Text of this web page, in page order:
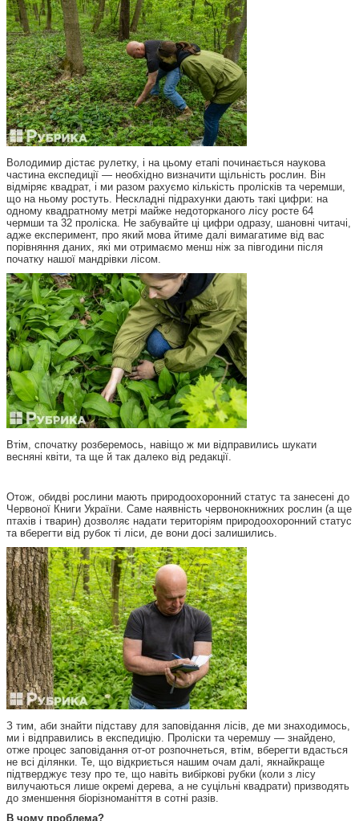
Володимир дістає рулетку, і на цьому етапі починається наукова
частина експедиції — необхідно визначити щільність рослин. Він
відміряє квадрат, і ми разом рахуємо кількість пролісків та черемши,
що на ньому ростуть. Нескладні підрахунки дають такі цифри: на
одному квадратному метрі майже недоторканого лісу росте 64
чермши та 32 проліска. Не забувайте ці цифри одразу, шановні читачі,
адже експеримент, про який мова йтиме далі вимагатиме від вас
порівняння даних, які ми отримаємо менш ніж за півгодини після
початку нашої мандрівки лісом.
Втім, спочатку розберемось, навіщо ж ми відправились шукати
весняні квіти, та ще й так далеко від редакції.
Отож, обидві рослини мають природоохоронний статус та занесені до
Червоної Книги України. Саме наявність червонокнижних рослин (а ще
птахів і тварин) дозволяє надати територіям природоохоронний статус
та вберегти від рубок ті ліси, де вони досі залишились.
З тим, аби знайти підставу для заповідання лісів, де ми знаходимось,
ми і відправились в експедицію. Проліски та черемшу — знайдено,
отже процес заповідання от-от розпочнеться, втім, вберегти вдасться
не всі ділянки. Те, що відкриється нашим очам далі, якнайкраще
підтверджує тезу про те, що навіть вибіркові рубки (коли з лісу
вилучаються лише окремі дерева, а не суцільні квадрати) призводять
до зменшення біорізноманіття в сотні разів.
В чому проблема?